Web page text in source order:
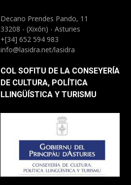
Decano Prendes Pando, 11
33208 - (Xixón) - Asturies
+[34] 652 594 983
info@lasidra.net/lasidra
COL SOFITU DE LA CONSEYERÍA
DE CULTURA, POLÍTICA
LLINGÜÍSTICA Y TURISMU